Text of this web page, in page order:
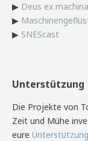
▶ Deus ex machina
▶
▶ SNEScast
Unterstützung
Die Projekte von
Zeit und Mühe
eure Unterstützung